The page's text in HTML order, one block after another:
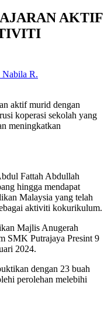
AKTIF
Nabila R.
aktif murid dengan
koperasi sekolah yang
meningkatkan
Fattah Abdullah
hingga mendapat
Malaysia yang telah
aktiviti kokurikulum.
Majlis Anugerah
SMK Putrajaya Presint 9
2024.
dengan 23 buah
perolehan melebihi